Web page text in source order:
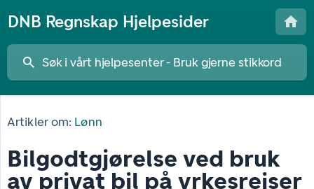
DNB Regnskap Hjelpesider
Artikler om: Lønn
Bilgodtgjørelse ved bruk
av privat bil på yrkesreiser